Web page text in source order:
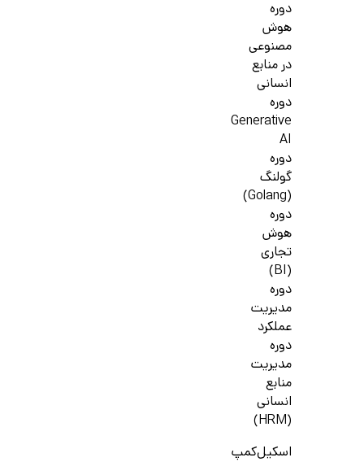
دوره
هوش
مصنوعی
در منابع
انسانی
دوره
Generative
AI
دوره
گولنگ
(Golang)
دوره
هوش
تجاری
(BI)
دوره
مدیریت
عملکرد
دوره
مدیریت
منابع
انسانی
(HRM)
اسکیل‌کمپ